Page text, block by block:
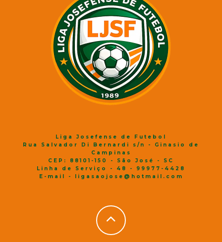
Liga Josefense de Futebol
Rua Salvador Di Bernardi s/n - Ginasio de
Campinas
CEP: 88101-150 - São José - SC
Linha de Serviço - 48 - 99977-4428
E-mail - ligasaojose@hotmail.com